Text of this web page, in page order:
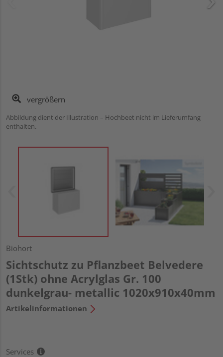
vergrößern
Abbildung dient der Illustration – Hochbeet nicht im Lieferumfang
enthalten.
Biohort
Sichtschutz zu Pflanzbeet Belvedere
(1Stk) ohne Acrylglas Gr. 100
dunkelgrau- metallic 1020x910x40mm
Artikelinformationen
Services